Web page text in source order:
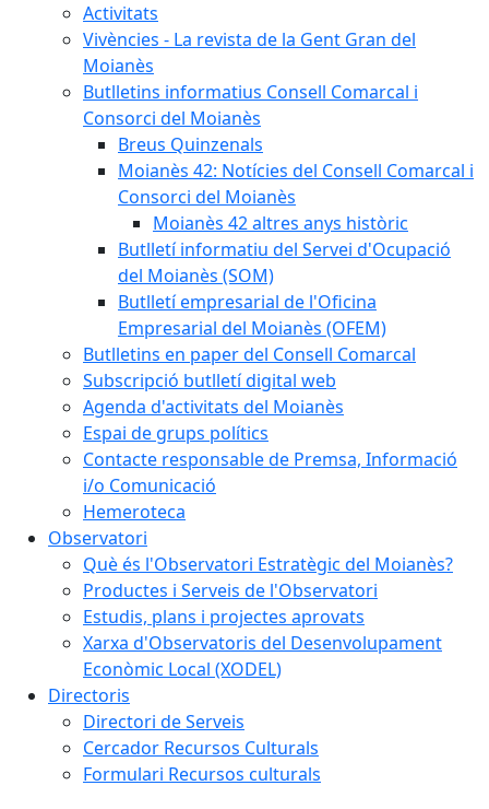
Activitats
Vivències - La revista de la Gent Gran del
Moianès
Butlletins informatius Consell Comarcal i
Consorci del Moianès
Breus Quinzenals
Moianès 42: Notícies del Consell Comarcal i
Consorci del Moianès
Moianès 42 altres anys històric
Butlletí informatiu del Servei d'Ocupació
del Moianès (SOM)
Butlletí empresarial de l'Oficina
Empresarial del Moianès (OFEM)
Butlletins en paper del Consell Comarcal
Subscripció butlletí digital web
Agenda d'activitats del Moianès
Espai de grups polítics
Contacte responsable de Premsa, Informació
i/o Comunicació
Hemeroteca
Observatori
Què és l'Observatori Estratègic del Moianès?
Productes i Serveis de l'Observatori
Estudis, plans i projectes aprovats
Xarxa d'Observatoris del Desenvolupament
Econòmic Local (XODEL)
Directoris
Directori de Serveis
Cercador Recursos Culturals
Formulari Recursos culturals